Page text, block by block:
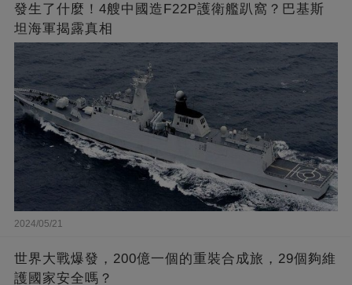
發生了什麼！4艘中國造F22P護衛艦趴窩？巴基斯
坦海軍揭露真相
2024/05/21
世界大戰爆發，200億一個的重裝合成旅，29個夠維
護國家安全嗎？